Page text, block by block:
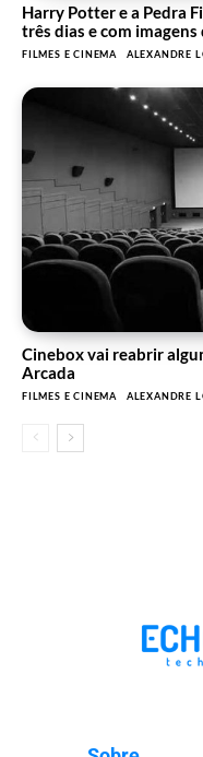
Harry Potter e a Pedra
três dias e com
FILMES E CINEMA ALEXANDRE
Cinebox vai reabrir
Arcada
FILMES E CINEMA ALEXANDRE